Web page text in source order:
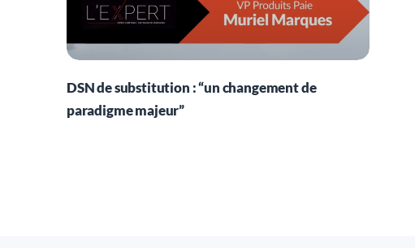
DSN de substitution : “un changement de
paradigme majeur”